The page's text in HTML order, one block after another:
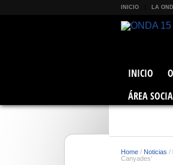
INICIO LA
INICIO
ÁREA
Home / Noticias /
Canyades’